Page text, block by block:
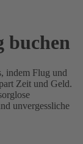
buchen
indem Flug und
Zeit und Geld.
unvergessliche